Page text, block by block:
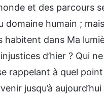
et des parcours
domaine humain ; mais
habitent dans Ma
d’hier ? Qui
rappelant à quel
jusqu’à